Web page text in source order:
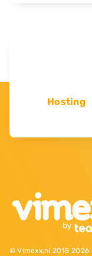
Hosting
© Vimexx.nl